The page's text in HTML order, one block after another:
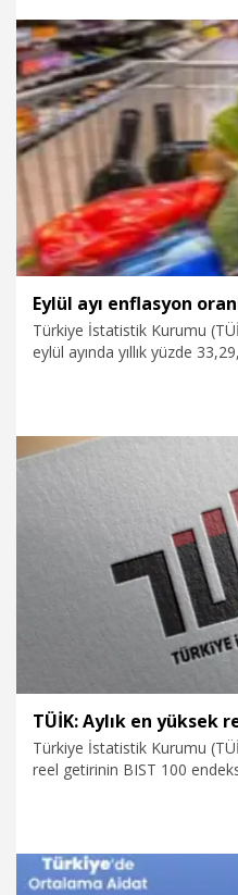
8.10.2025 Ekonomi
Eylül ayı enflasyon
Türkiye İstatistik Kurumu
eylül ayında yıllık yüzde
Ekonomi
Türkiye İstatistik Kurumu
reel getirinin BIST 100